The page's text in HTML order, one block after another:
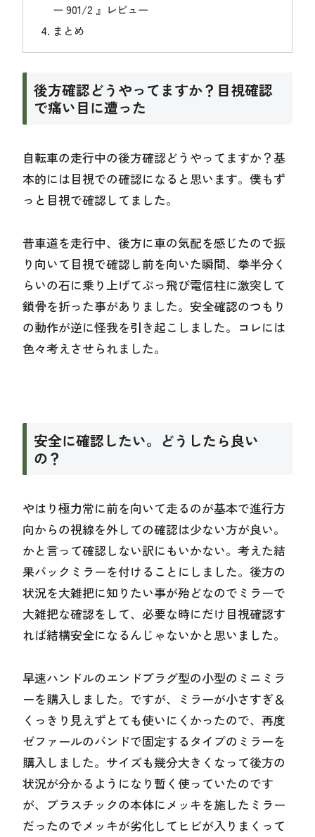
ー 901/2 』レビュー
まとめ
後方確認どうやってますか？目視確認
で痛い目に遭った
自転車の走行中の後方確認どうやってますか？基
本的には目視での確認になると思います。僕もず
っと目視で確認してました。
昔車道を走行中、後方に車の気配を感じたので振
り向いて目視で確認し前を向いた瞬間、拳半分く
らいの石に乗り上げてぶっ飛び電信柱に激突して
鎖骨を折った事がありました。安全確認のつもり
の動作が逆に怪我を引き起こしました。コレには
色々考えさせられました。
安全に確認したい。どうしたら良い
の？
やはり極力常に前を向いて走るのが基本で進行方
向からの視線を外しての確認は少ない方が良い。
かと言って確認しない訳にもいかない。考えた結
果バックミラーを付けることにしました。後方の
状況を大雑把に知りたい事が殆どなのでミラーで
大雑把な確認をして、必要な時にだけ目視確認す
れば結構安全になるんじゃないかと思いました。
早速ハンドルのエンドプラグ型の小型のミニミラ
ーを購入しました。ですが、ミラーが小さすぎ＆
くっきり見えずとても使いにくかったので、再度
ゼファールのバンドで固定するタイプのミラーを
購入しました。サイズも幾分大きくなって後方の
状況が分かるようになり暫く使っていたのです
が、プラスチックの本体にメッキを施したミラー
だったのでメッキが劣化してヒビが入りまくって